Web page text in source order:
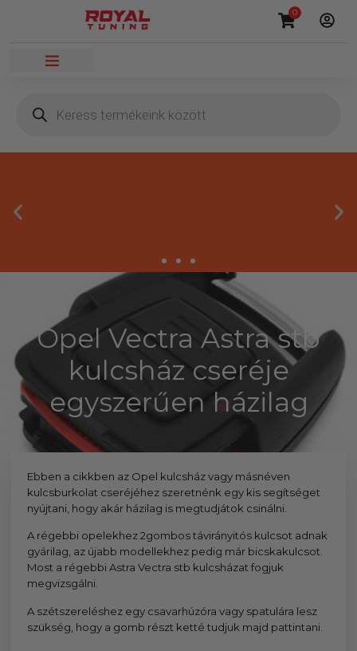
0
Másnapi kézbesítés
Gyors rendelésfeldolgozással segítünk, hogy hamar
kézhez kapd a csomagod.
Opel Vectra Astra stb
kulcsház cseréje
egyszerűen házilag
Ebben a cikkben az Opel kulcsház vagy másnéven
kulcsburkolat cseréjéhez szeretnénk egy kis segítséget
nyújtani, hogy akár házilag is megtudjátok csinálni.
A régebbi opelekhez 2gombos távirányitós kulcsot adnak
gyárilag, az újabb modellekhez pedig már bicskakulcsot.
Most a régebbi Astra Vectra stb kulcsházat fogjuk
megvizsgálni.
A szétszereléshez egy csavarhúzóra vagy spatulára lesz
szükség, hogy a gomb részt ketté tudjuk majd pattintani.